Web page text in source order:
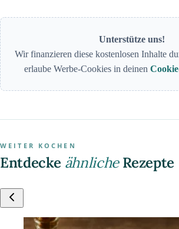
Unterstütze uns!
Wir finanzieren diese kostenlosen Inhalte
erlaube Werbe-Cookies in deinen
WEITER KOCHEN
Entdecke ähnlicheRezepte